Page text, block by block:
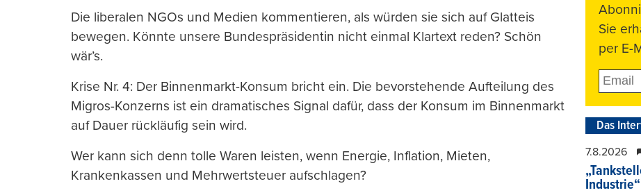
Die liberalen NGOs und Medien kommentieren, als würden sie sich auf Glatteis
bewegen. Könnte unsere Bundespräsidentin nicht einmal Klartext reden? Schön
wär’s.
Krise Nr. 4: Der Binnenmarkt-Konsum bricht ein. Die bevorstehende Aufteilung des
Migros-Konzerns ist ein dramatisches Signal dafür, dass der Konsum im Binnenmarkt
auf Dauer rückläufig sein wird.
Wer kann sich denn tolle Waren leisten, wenn Energie, Inflation, Mieten,
Krankenkassen und Mehrwertsteuer aufschlagen?
Sie
per E-
Das
7.8.2026
Industrie“